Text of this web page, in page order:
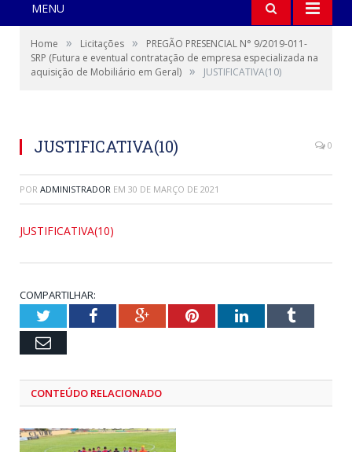
MENU
Home » Licitações »
PREGÃO PRESENCIAL N° 9/2019-011-
SRP (Futura e eventual contratação de empresa especializada na
aquisição de Mobiliário em Geral) » JUSTIFICATIVA(10)
JUSTIFICATIVA(10) 0
POR ADMINISTRADOR EM 30 DE MARÇO DE 2021
JUSTIFICATIVA(10)
COMPARTILHAR:
TwitterFacebookGoogle+PinterestLinkedInTumblr
Email
CONTEÚDO RELACIONADO